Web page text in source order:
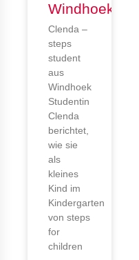
Windhoek
Clenda –
steps
student
aus
Windhoek
Studentin
Clenda
berichtet,
wie sie
als
kleines
Kind im
Kindergarten
von steps
for
children